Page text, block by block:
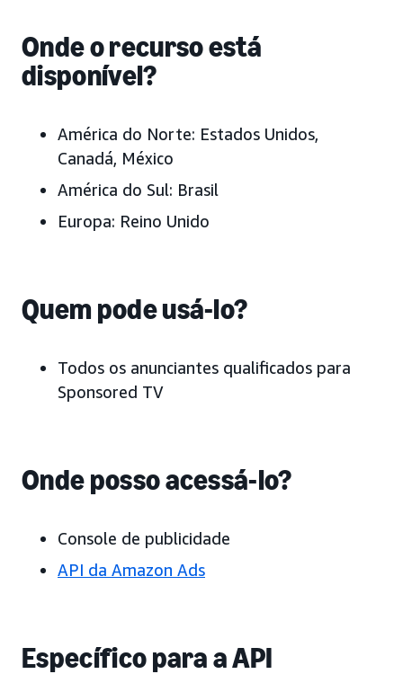
Onde o recurso está
disponível?
América do Norte: Estados Unidos,
Canadá, México
América do Sul: Brasil
Europa: Reino Unido
Quem pode usá-lo?
Todos os anunciantes qualificados para
Sponsored TV
Onde posso acessá-lo?
Console de publicidade
API da Amazon Ads
Específico para a API